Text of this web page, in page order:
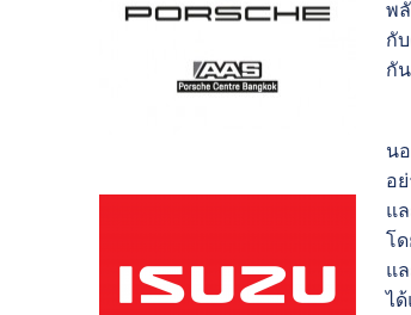
พ
กั
กั
น
อ
แ
โ
แ
ได้